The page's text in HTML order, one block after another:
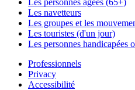
Les personnes âgées (65+)
Les navetteurs
Les groupes et les
Les touristes (d'un jour)
Les personnes handicapées
Professionnels
Privacy
Accessibilité